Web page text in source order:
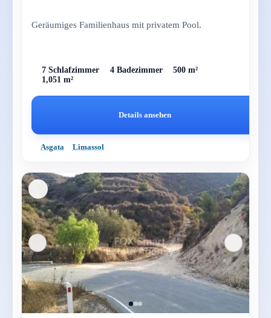
Geräumiges Familienhaus mit privatem Pool.
7 Schlafzimmer 4 Badezimmer
500 m²
1,051 m²
Details ansehen
Asgata Limassol